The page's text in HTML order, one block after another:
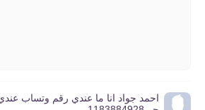
احمد جواد انا ما عندي رقم وتساب